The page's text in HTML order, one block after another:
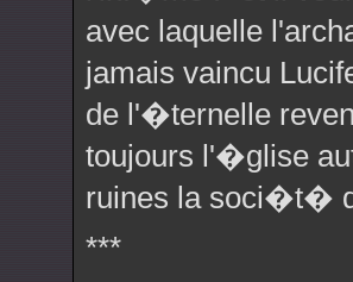
avec laquelle
jamais vaincu
de l'�ternelle
toujours l'�glise
ruines la soci�t�
***